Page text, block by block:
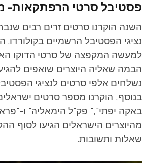
פסטיבל סרטי הרפתקאות-
השנה הוקרנו סרטים זרים רבים
נציגי הפסטיבל הרשמיים בקולורדו.
למעשה המקפצה של סרטי הדוקו
הבמה שאליה היוצרים שואפים
נשלחים אלפי סרטים לנציגי
בנוסף, הוקרנו מספר סרטים
באקה יפתי"," פק"ל הימאליה" ו-
מהיוצרים הישראלים הגיעו לסוף
שאלות ותשובות.